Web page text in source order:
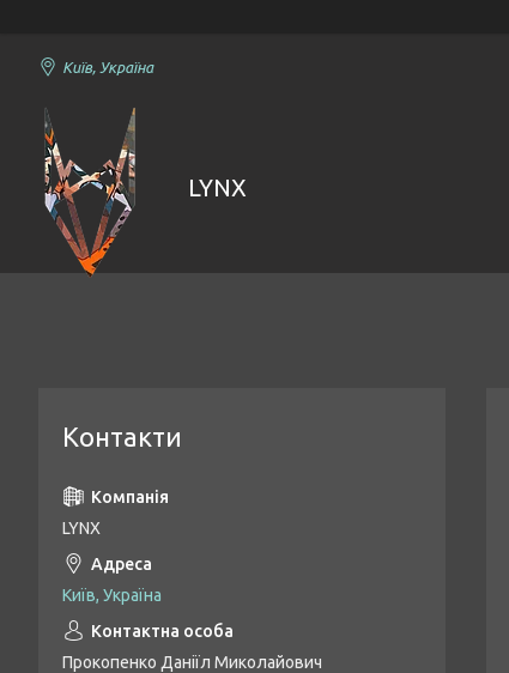
Київ, Україна
LYNX
Контакти
LYNX
Київ, Україна
Прокопенко Даніїл Миколайович